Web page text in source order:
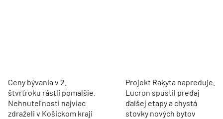
Ceny bývania v 2.
štvrťroku rástli pomalšie.
Nehnuteľnosti najviac
zdraželi v Košickom kraji
Projekt Rakyta napreduje.
Lucron spustil predaj
ďalšej etapy a chystá
stovky nových bytov